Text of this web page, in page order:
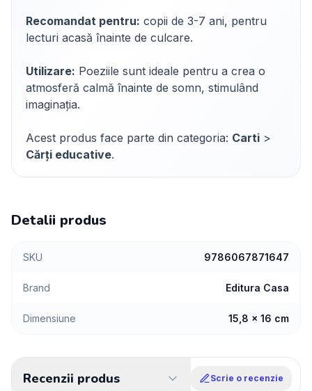
Recomandat pentru: copii de 3-7 ani, pentru
lecturi acasă înainte de culcare.
Utilizare: Poeziile sunt ideale pentru a crea o
atmosferă calmă înainte de somn, stimulând
imaginația.
Acest produs face parte din categoria: Carti >
Cărți educative.
Detalii produs
SKU 9786067871647
Brand Editura Casa
Dimensiune 15,8 x 16 cm
Recenzii produs Scrie o recenzie